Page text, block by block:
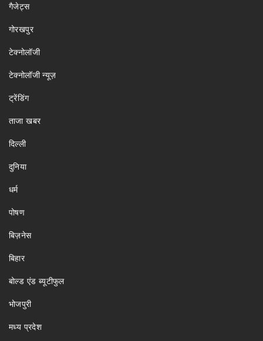
गैजेट्स
गोरखपुर
टेक्नोलॉजी
टेक्नोलॉजी न्यूज़
ट्रेंडिंग
ताजा खबर
दिल्ली
दुनिया
धर्म
पोषण
बिज़नेस
बिहार
बोल्ड एंड ब्यूटीफुल
भोजपुरी
मध्य प्रदेश